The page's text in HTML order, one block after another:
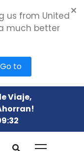
Viaje,
us from United
much better
Go to